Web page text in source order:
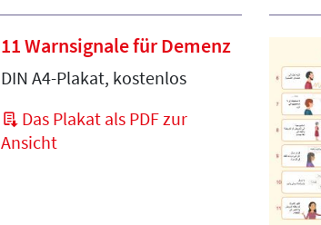
11 Warnsignale für Demenz
DIN A4-Plakat, kostenlos
Das Plakat als PDF zur
Ansicht